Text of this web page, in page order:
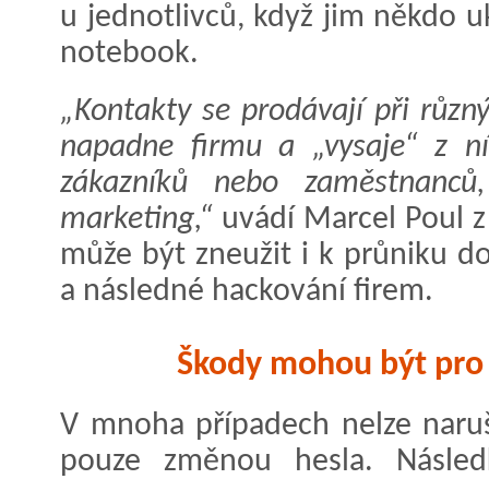
u jednotlivců, když jim někdo
notebook.
„Kontakty se prodávají při
napadne firmu a „vysaje“ z
zákazníků nebo
marketing,“ uvádí Marcel Poul
může být zneužit i k průniku
a následné hackování firem.
Škody mohou být
V mnoha případech nelze
pouze změnou hesla.